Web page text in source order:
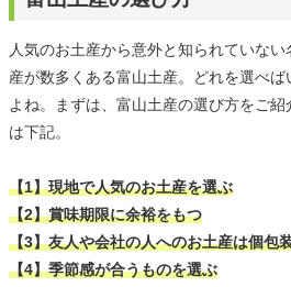
人気のお土産から意外と知られていな
産が数多くある富山土産。どれを選べ
よね。まずは、富山土産の選び方をご
は下記。
【1】現地で人気のお土産を選ぶ
【2】賞味期限に余裕をもつ
【3】友人や会社の人へのお土産は個包
【4】季節感が合うものを選ぶ